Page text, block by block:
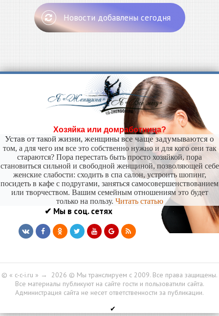
Новости добавлены сегодня
Хозяйка или домработница?
Устав от такой жизни, женщины все чаще задумываются о
том, а для чего им все это собственно нужно и для кого они так
стараются? Пора перестать быть просто хозяйкой, пора
становиться сильной и свободной женщиной, позволяющей себе
женские слабости: сходить в спа салон, устроить шопинг,
посидеть в кафе с подругами, заняться самосовершенствованием
или творчеством. Вашим семейным отношениям это будет
только на пользу. Читать статью
✔ Мы в соц. сетях
© « c-c-i.ru » → 2026 © Мы транслируем с 2009. Все права защищены.
Все материалы публикуют на сайте гости и пользоватили сайта.
Администрация сайта не несет ответственности за публикации.
✔